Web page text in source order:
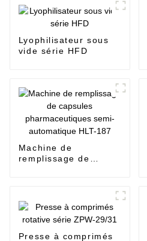
Lyophilisateur sous
vide série HFD
Machine de
remplissage de
HLT-187
Presse à comprimés